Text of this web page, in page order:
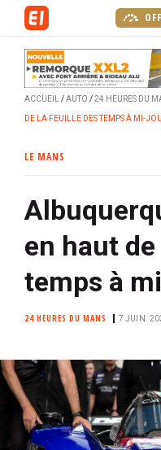
c
ACCUEIL AUTO 24 HEURES DU
DE LA FEUILLE DES TEMPS À MI-
LE MANS
en haut
temps à
24 HEURES DU MANS 7 JUIN.